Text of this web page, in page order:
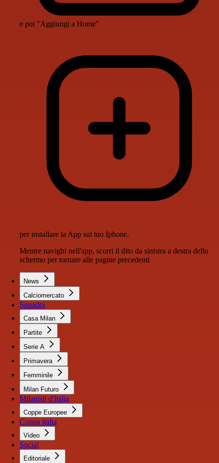
e poi "Aggiungi a Home"
per installare la App sul tuo Iphone.
Mentre navighi nell'app, scorri il dito da sinistra a destra dello
schermo per tornare alle pagine precedenti
News
Calciomercato
Squadra
Casa Milan
Partite
Serie A
Primavera
Femminile
Milan Futuro
Milanisti d'Italia
Coppe Europee
Coppa italia
Video
Social
Editoriale